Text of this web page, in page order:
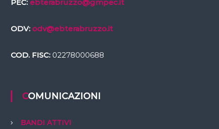
PEC: ebterabruzzo@gmpec.it
ODV: odv@ebterabruzzo.it
COD. FISC:02278000688
COMUNICAZIONI
BANDI ATTIVI